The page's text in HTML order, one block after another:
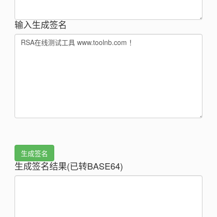
输入生成签名
生成签名
生成签名结果(已转BASE64)